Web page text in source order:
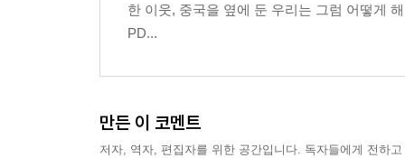
한 이웃, 중국을 옆에 둔 우리는 그럼 어떻게
PD...
만든 이 코멘트
저자, 역자, 편집자를 위한 공간입니다. 독자들에게 전하